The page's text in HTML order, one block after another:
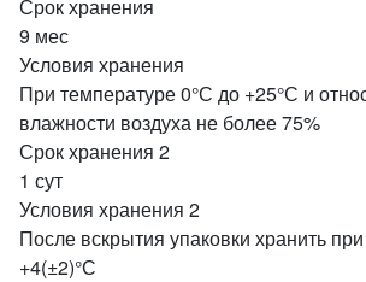
Срок хранения
9 мес
Условия хранения
При температуре 0°С до +25°С и
влажности воздуха не более 75%
Срок хранения 2
1 сут
Условия хранения 2
После вскрытия упаковки хранить
+4(±2)°С